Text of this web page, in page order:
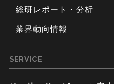
総研レポート・分析
業界動向情報
SERVICE